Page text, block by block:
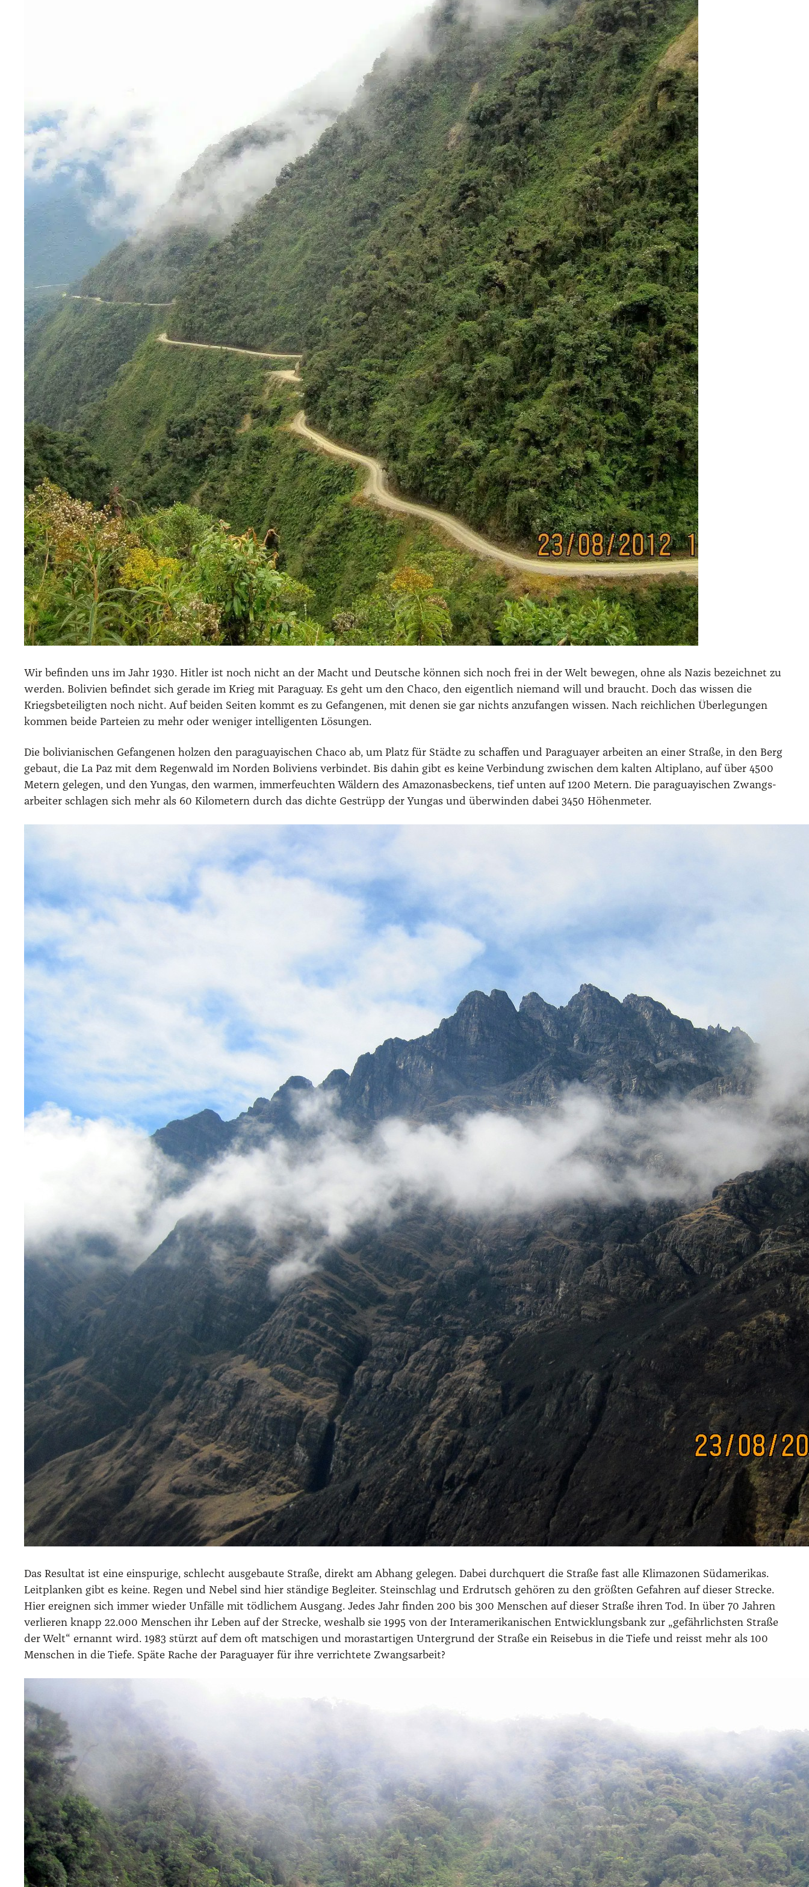
Wir befin­den uns im Jahr 1930. Hit­ler ist noch nicht an der Macht und Deut­sche kön­nen sich noch frei in der Welt bewe­gen, ohne als Nazis bezeich­net zu
wer­den. Boli­vi­en befin­det sich gera­de im Krieg mit Para­gu­ay. Es geht um den Cha­co, den eigent­lich nie­mand will und braucht. Doch das wis­sen die
Kriegs­be­tei­lig­ten noch nicht. Auf bei­den Sei­ten kommt es zu Gefan­ge­nen, mit denen sie gar nichts anzu­fan­gen wis­sen. Nach reich­li­chen Über­le­gun­gen
kom­men bei­de Par­tei­en zu mehr oder weni­ger intel­li­gen­ten Lösun­gen.
Die boli­via­ni­schen Gefan­ge­nen hol­zen den para­gu­ay­ischen Cha­co ab, um Platz für Städ­te zu schaf­fen und Para­gu­ay­er arbei­ten an einer Stra­ße, in den Berg
gebaut, die La Paz mit dem Regen­wald im Nor­den Boli­vi­ens ver­bin­det. Bis dahin gibt es kei­ne Ver­bin­dung zwi­schen dem kal­ten Alti­pla­no, auf über 4500
Metern gele­gen, und den Yun­gas, den war­men, immer­feuch­ten Wäl­dern des Ama­zo­nas­be­ckens, tief unten auf 1200 Metern. Die para­gu­ay­ischen Zwangs­
ar­bei­ter schla­gen sich mehr als 60 Kilo­me­tern durch das dich­te Gestrüpp der Yun­gas und über­win­den dabei 3450 Höhen­me­ter.
Das Resul­tat ist eine ein­spu­ri­ge, schlecht aus­ge­bau­te Stra­ße, direkt am Abhang gele­gen. Dabei durch­quert die Stra­ße fast alle Kli­ma­zo­nen Süd­ame­ri­kas.
Leit­plan­ken gibt es kei­ne. Regen und Nebel sind hier stän­di­ge Beglei­ter. Stein­schlag und Erd­rutsch gehö­ren zu den größ­ten Gefah­ren auf die­ser Stre­cke.
Hier ereig­nen sich immer wie­der Unfäl­le mit töd­li­chem Aus­gang. Jedes Jahr fin­den 200 bis 300 Men­schen auf die­ser Stra­ße ihren Tod. In über 70 Jah­ren
ver­lie­ren knapp 22.000 Men­schen ihr Leben auf der Stre­cke, wes­halb sie 1995 von der Inter­ame­ri­ka­ni­schen Ent­wick­lungs­bank zur „gefähr­lichs­ten Stra­ße
der Welt“ ernannt wird. 1983 stürzt auf dem oft mat­schi­gen und morast­ar­ti­gen Unter­grund der Stra­ße ein Rei­se­bus in die Tie­fe und reisst mehr als 100
Men­schen in die Tie­fe. Spä­te Rache der Para­gu­ay­er für ihre ver­rich­te­te Zwangs­ar­beit?